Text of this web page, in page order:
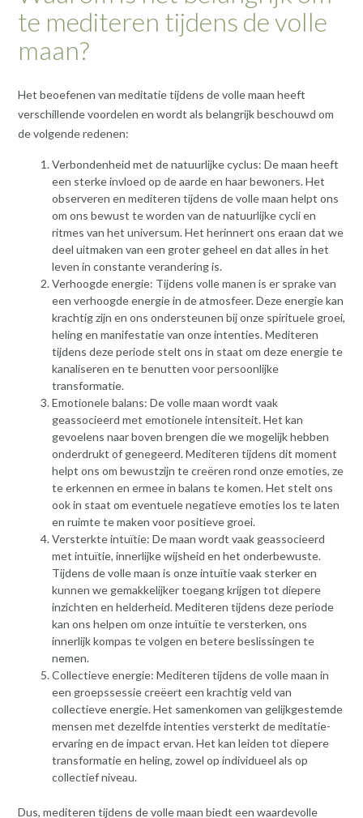
te mediteren tijdens de volle
maan?
Het beoefenen van meditatie tijdens de volle maan heeft
verschillende voordelen en wordt als belangrijk beschouwd om
de volgende redenen:
Verbondenheid met de natuurlijke cyclus: De maan heeft
een sterke invloed op de aarde en haar bewoners. Het
observeren en mediteren tijdens de volle maan helpt ons
om ons bewust te worden van de natuurlijke cycli en
ritmes van het universum. Het herinnert ons eraan dat we
deel uitmaken van een groter geheel en dat alles in het
leven in constante verandering is.
Verhoogde energie: Tijdens volle manen is er sprake van
een verhoogde energie in de atmosfeer. Deze energie kan
krachtig zijn en ons ondersteunen bij onze spirituele groei,
heling en manifestatie van onze intenties. Mediteren
tijdens deze periode stelt ons in staat om deze energie te
kanaliseren en te benutten voor persoonlijke
transformatie.
Emotionele balans: De volle maan wordt vaak
geassocieerd met emotionele intensiteit. Het kan
gevoelens naar boven brengen die we mogelijk hebben
onderdrukt of genegeerd. Mediteren tijdens dit moment
helpt ons om bewustzijn te creëren rond onze emoties, ze
te erkennen en ermee in balans te komen. Het stelt ons
ook in staat om eventuele negatieve emoties los te laten
en ruimte te maken voor positieve groei.
Versterkte intuïtie: De maan wordt vaak geassocieerd
met intuïtie, innerlijke wijsheid en het onderbewuste.
Tijdens de volle maan is onze intuïtie vaak sterker en
kunnen we gemakkelijker toegang krijgen tot diepere
inzichten en helderheid. Mediteren tijdens deze periode
kan ons helpen om onze intuïtie te versterken, ons
innerlijk kompas te volgen en betere beslissingen te
nemen.
Collectieve energie: Mediteren tijdens de volle maan in
een groepssessie creëert een krachtig veld van
collectieve energie. Het samenkomen van gelijkgestemde
mensen met dezelfde intenties versterkt de meditatie-
ervaring en de impact ervan. Het kan leiden tot diepere
transformatie en heling, zowel op individueel als op
collectief niveau.
Dus, mediteren tijdens de volle maan biedt een waardevolle